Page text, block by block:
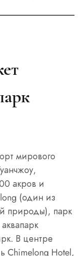
мирового
акров и
(один из
природы), парк
В центре
Chimelong Hotel,